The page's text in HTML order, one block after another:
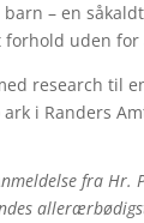
– en
forhold uden
research til
i Randers
fra Hr.